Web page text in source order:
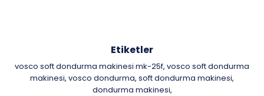
Etiketler
vosco soft dondurma makinesi mk-25f, vosco soft dondurma
makinesi, vosco dondurma, soft dondurma makinesi,
dondurma makinesi,